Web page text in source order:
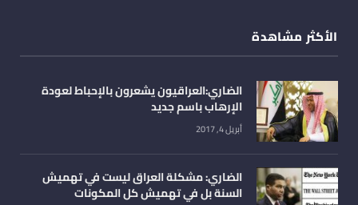
الأكثر مشاهدة
الضاري:العراقيون يشعرون بالإحباط لعودة
الإرهاب باسم جديد
أبريل 4, 2017
الضاري: مشكلة العراق ليست في تهميش
السنة بل في تهميش كل المكونات